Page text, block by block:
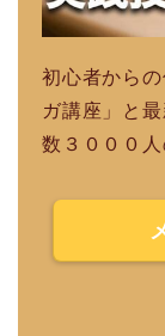
初心者から
ガ講座」と
数３０００人